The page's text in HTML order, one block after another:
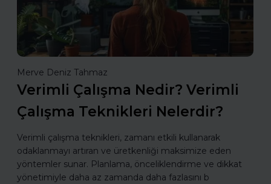
Merve Deniz Tahmaz
Verimli Çalışma Nedir? Verimli
Çalışma Teknikleri Nelerdir?
Verimli çalışma teknikleri, zamanı etkili kullanarak
odaklanmayı artıran ve üretkenliği maksimize eden
yöntemler sunar. Planlama, önceliklendirme ve dikkat
yönetimiyle daha az zamanda daha fazlasını b